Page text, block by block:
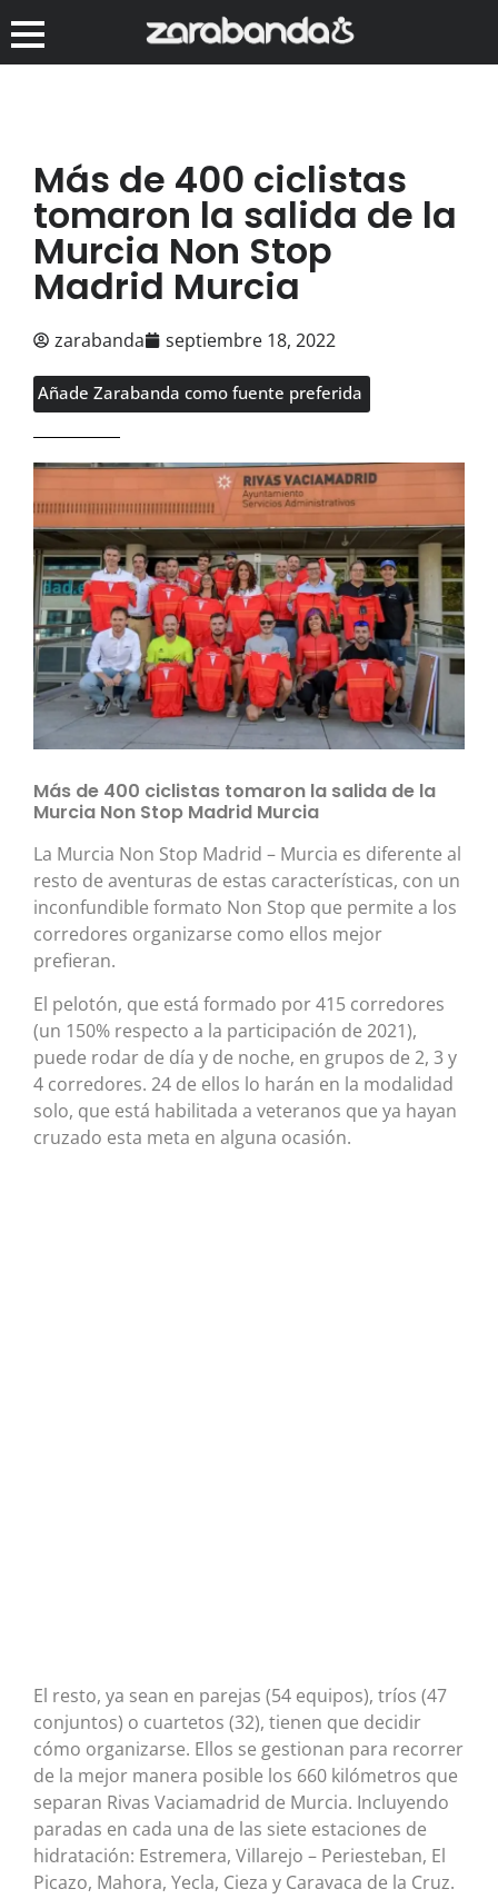
Más de 400 ciclistas
tomaron la salida de la
Murcia Non Stop
Madrid Murcia
zarabanda septiembre 18, 2022
Añade Zarabanda como fuente preferida
Más de 400 ciclistas tomaron la salida de la
Murcia Non Stop Madrid Murcia
La Murcia Non Stop Madrid – Murcia es diferente al
resto de aventuras de estas características, con un
inconfundible formato Non Stop que permite a los
corredores organizarse como ellos mejor
prefieran.
El pelotón, que está formado por 415 corredores
(un 150% respecto a la participación de 2021),
puede rodar de día y de noche, en grupos de 2, 3 y
4 corredores. 24 de ellos lo harán en la modalidad
solo, que está habilitada a veteranos que ya hayan
cruzado esta meta en alguna ocasión.
El resto, ya sean en parejas (54 equipos), tríos (47
conjuntos) o cuartetos (32), tienen que decidir
cómo organizarse. Ellos se gestionan para recorrer
de la mejor manera posible los 660 kilómetros que
separan Rivas Vaciamadrid de Murcia. Incluyendo
paradas en cada una de las siete estaciones de
hidratación: Estremera, Villarejo – Periesteban, El
Picazo, Mahora, Yecla, Cieza y Caravaca de la Cruz.